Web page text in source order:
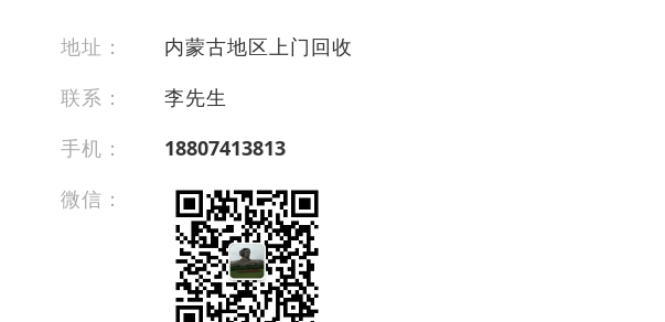
地址：
内蒙古地区上门回收
联系：
李先生
手机：
18807413813
微信：